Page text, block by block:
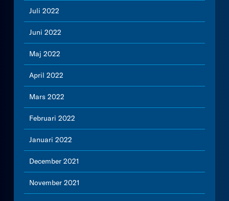
Juli 2022
Juni 2022
Maj 2022
April 2022
Mars 2022
Februari 2022
Januari 2022
December 2021
November 2021